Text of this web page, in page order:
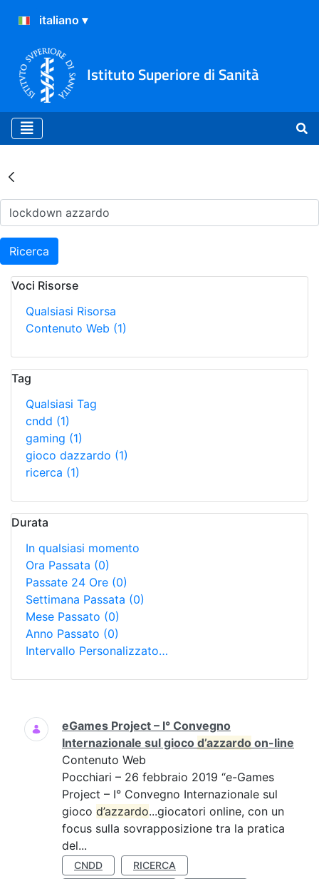
Istituto Superiore di Sanità
Risultati della Ricerca -
Ricerca
Voci Risorse
Qualsiasi Risorsa
Contenuto Web (1)
Tag
Qualsiasi Tag
cndd (1)
gaming (1)
gioco dazzardo (1)
ricerca (1)
Durata
In qualsiasi momento
Ora Passata (0)
Passate 24 Ore (0)
Settimana Passata (0)
Mese Passato (0)
Anno Passato (0)
Intervallo Personalizzato…
Ricerca
eGames Project – I° Convegno
Internazionale sul gioco d’azzardo on-line
Contenuto Web
Pocchiari – 26 febbraio 2019 “e-Games
Project – I° Convegno Internazionale sul
gioco d’azzardo...giocatori online, con un
focus sulla sovrapposizione tra la pratica
del...
CNDD
RICERCA